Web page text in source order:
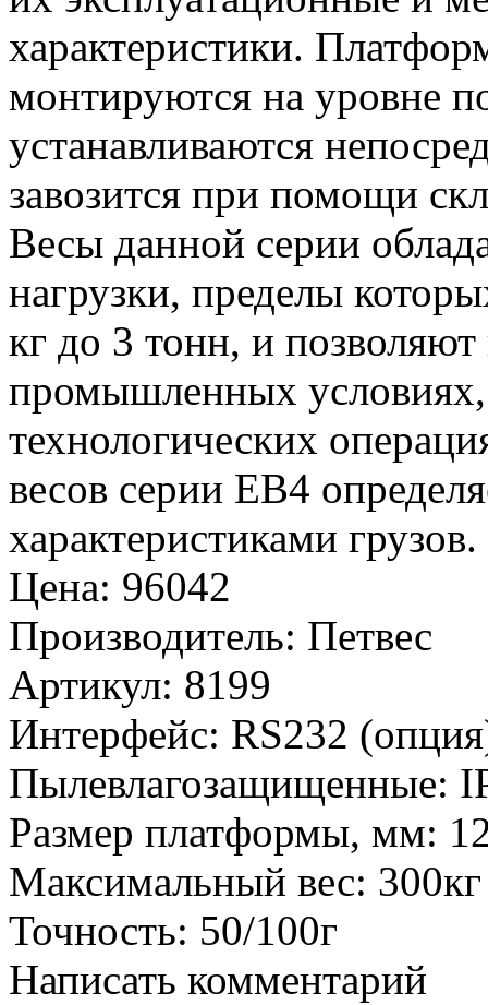
характеристики.
монтируются на уровне
устанавливаются
завозится при помощи
Весы данной серии
нагрузки, пределы
кг до 3 тонн, и позволяют
промышленных
технологических
весов серии ЕВ4
характеристиками грузов.
Цена: 96042
Производитель: Петвес
Артикул: 8199
Интерфейс: RS232
Пылевлагозащищенные:
Размер платформы, мм:
Максимальный вес: 300кг
Точность: 50/100г
Написать комментарий